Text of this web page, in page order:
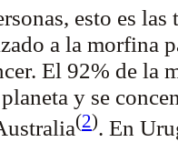
esto es las
a la morfina
El 92% de la
y se
(2). En